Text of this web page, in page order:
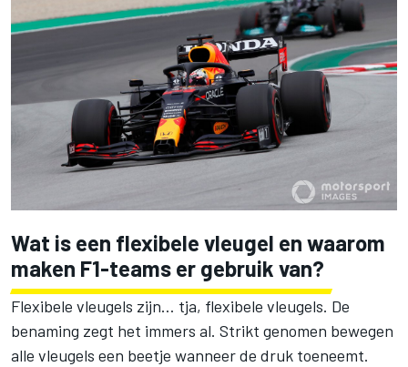
Wat is een flexibele vleugel en waarom
maken F1-teams er gebruik van?
Flexibele vleugels zijn… tja, flexibele vleugels. De
benaming zegt het immers al. Strikt genomen bewegen
alle vleugels een beetje wanneer de druk toeneemt.